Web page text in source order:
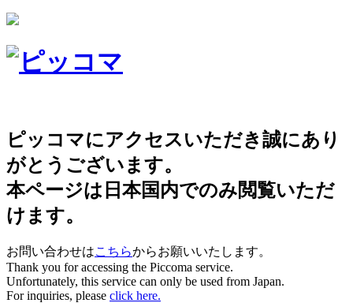
ピッコマにアクセスいただき誠にあり
がとうございます。
本ページは日本国内でのみ閲覧いただ
けます。
お問い合わせはこちらからお願いいたします。
Thank you for accessing the Piccoma service.
Unfortunately, this service can only be used from Japan.
For inquiries, please click here.